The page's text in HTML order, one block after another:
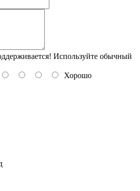
Используйте обычный
Хорошо